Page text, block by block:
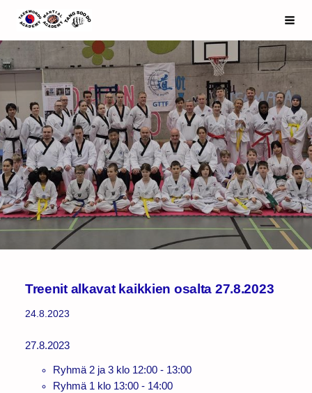
Siirry
sivun
sisältöön
Espoo Taekwondo Academy ry
Treenit alkavat kaikkien osalta 27.8.2023
24.8.2023
27.8.2023
Ryhmä 2 ja 3 klo 12:00 - 13:00
Ryhmä 1 klo 13:00 - 14:00